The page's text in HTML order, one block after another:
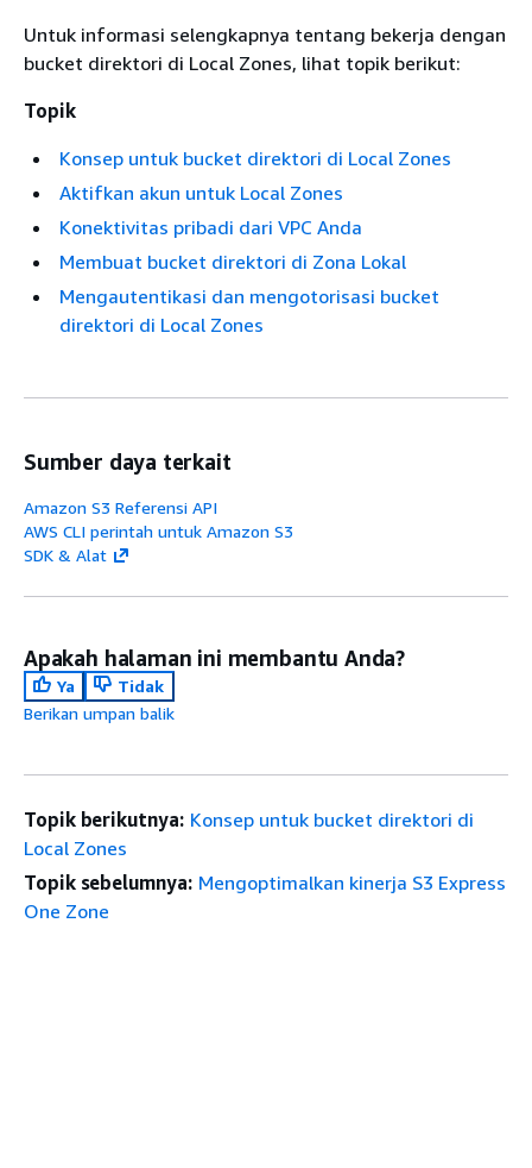
Untuk informasi selengkapnya tentang bekerja dengan
bucket direktori di Local Zones, lihat topik berikut:
Topik
Konsep untuk bucket direktori di Local Zones
Aktifkan akun untuk Local Zones
Konektivitas pribadi dari VPC Anda
Membuat bucket direktori di Zona Lokal
Mengautentikasi dan mengotorisasi bucket
direktori di Local Zones
Sumber daya terkait
Amazon S3 Referensi API
AWS CLI perintah untuk Amazon S3
SDK & Alat
Apakah halaman ini membantu Anda?
Ya
Tidak
Berikan umpan balik
Topik berikutnya: Konsep untuk bucket direktori di
Local Zones
Topik sebelumnya: Mengoptimalkan kinerja S3 Express
One Zone